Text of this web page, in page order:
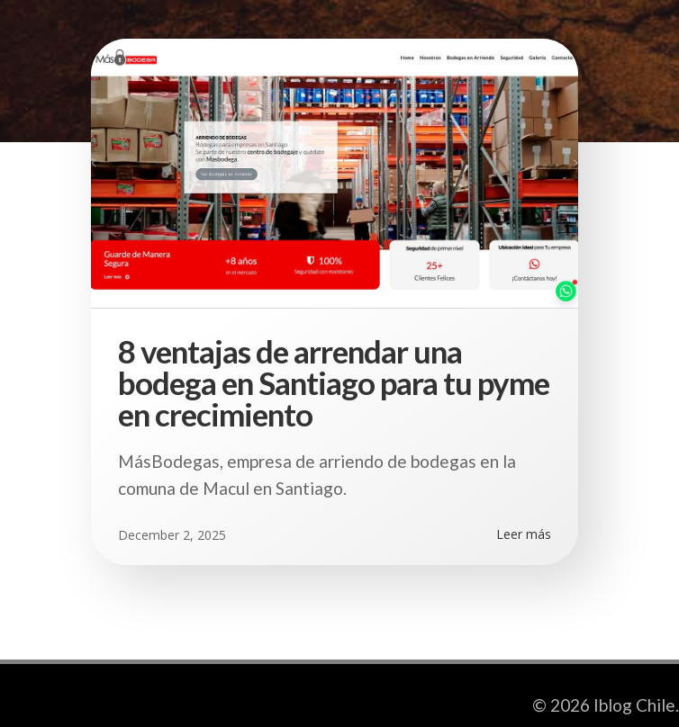
8 ventajas de arrendar una
bodega en Santiago para tu pyme
en crecimiento
MásBodegas, empresa de arriendo de bodegas en la
comuna de Macul en Santiago.
December 2, 2025 Leer más
© 2026 Iblog Chile.